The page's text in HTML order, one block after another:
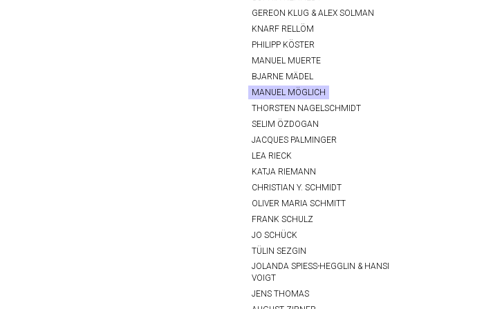
GEREON KLUG & ALEX SOLMAN
KNARF RELLÖM
PHILIPP KÖSTER
MANUEL MUERTE
BJARNE MÄDEL
MANUEL MÖGLICH
THORSTEN NAGELSCHMIDT
SELIM ÖZDOGAN
JACQUES PALMINGER
LEA RIECK
KATJA RIEMANN
CHRISTIAN Y. SCHMIDT
OLIVER MARIA SCHMITT
FRANK SCHULZ
JO SCHÜCK
TÜLIN SEZGIN
JOLANDA SPIESS-HEGGLIN & HANSI
VOIGT
JENS THOMAS